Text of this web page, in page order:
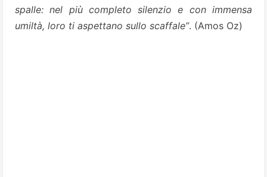
spalle: nel più completo silenzio e con immensa
umiltà, loro ti aspettano sullo scaffale”. (Amos Oz)